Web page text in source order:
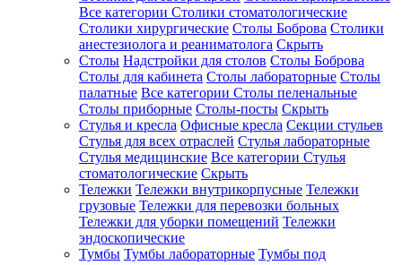
Все категории Столики стоматологические
Столики хирургические Столы Боброва Столики
анестезиолога и реаниматолога Скрыть
Столы Надстройки для столов Столы Боброва
Столы для кабинета Столы лабораторные Столы
палатные Все категории Столы пеленальные
Столы приборные Столы-посты Скрыть
Стулья и кресла Офисные кресла Секции стульев
Стулья для всех отраслей Стулья лабораторные
Стулья медицинские Все категории Стулья
стоматологические Скрыть
Тележки Тележки внутрикорпусные Тележки
грузовые Тележки для перевозки больных
Тележки для уборки помещений Тележки
эндоскопические
Тумбы Тумбы лабораторные Тумбы под